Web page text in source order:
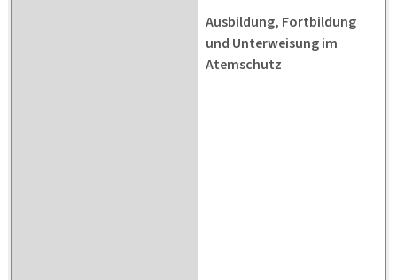
Ausbildung, Fortbildung
und Unterweisung im
Atemschutz